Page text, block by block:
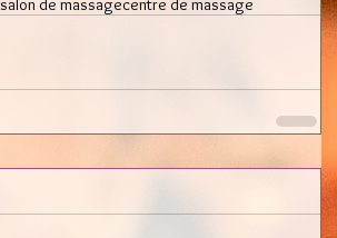
salon de massagecentre de massage